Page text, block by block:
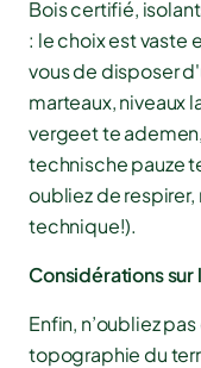
Bois certifié,
: le choix est vaste
vous de disposer
marteaux, niveaux
vergeet te
technische pauze
oubliez de
technique!).
Considérations sur
Enfin, n’oubliez
topographie du